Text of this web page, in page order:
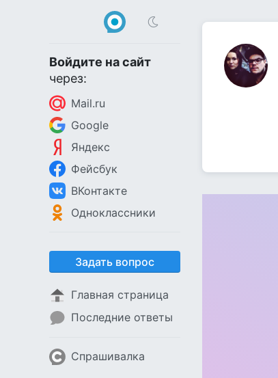
Войдите на сайт
через:
Mail.ru
Google
Яндекс
Фейсбук
ВКонтакте
Одноклассники
Задать вопрос
Главная страница
Последние ответы
Спрашивалка